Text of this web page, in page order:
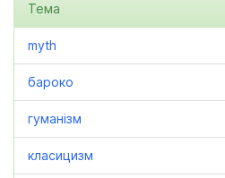
Тема
myth
бароко
гуманізм
класицизм